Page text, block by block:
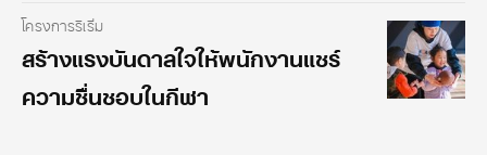
โครงการริเริ่ม
สร้างแรงบันดาลใจให้พนักงานแชร์
ความชื่นชอบในกีฬา